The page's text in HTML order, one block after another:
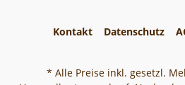
Kontakt Datenschutz
* Alle Preise inkl. gesetzl.